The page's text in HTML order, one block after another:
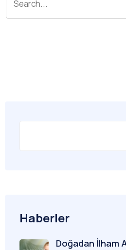
Haberler
Doğadan İlham